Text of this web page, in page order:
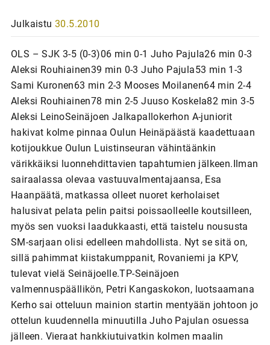
Julkaistu 30.5.2010
OLS – SJK 3-5 (0-3)06 min 0-1 Juho Pajula26 min 0-3
Aleksi Rouhiainen39 min 0-3 Juho Pajula53 min 1-3
Sami Kuronen63 min 2-3 Mooses Moilanen64 min 2-4
Aleksi Rouhiainen78 min 2-5 Juuso Koskela82 min 3-5
Aleksi LeinoSeinäjoen Jalkapallokerhon A-juniorit
hakivat kolme pinnaa Oulun Heinäpäästä kaadettuaan
kotijoukkue Oulun Luistinseuran vähintäänkin
värikkäiksi luonnehdittavien tapahtumien jälkeen.Ilman
sairaalassa olevaa vastuuvalmentajaansa, Esa
Haanpäätä, matkassa olleet nuoret kerholaiset
halusivat pelata pelin paitsi poissaolleelle koutsilleen,
myös sen vuoksi laadukkaasti, että taistelu noususta
SM-sarjaan olisi edelleen mahdollista. Nyt se sitä on,
sillä pahimmat kiistakumppanit, Rovaniemi ja KPV,
tulevat vielä Seinäjoelle.TP-Seinäjoen
valmennuspäällikön, Petri Kangaskokon, luotsaamana
Kerho sai otteluun mainion startin mentyään johtoon jo
ottelun kuudennella minuutilla Juho Pajulan osuessa
jälleen. Vieraat hankkiutuivatkin kolmen maalin